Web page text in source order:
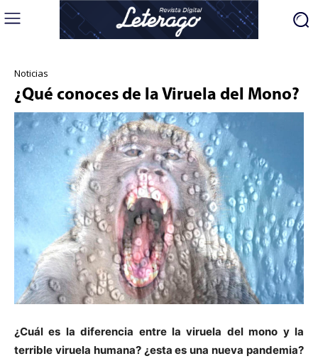
Noticias
¿Qué conoces de la Viruela del Mono?
¿Cuál es la diferencia entre la viruela del mono y la
terrible viruela humana? ¿esta es una nueva pandemia?